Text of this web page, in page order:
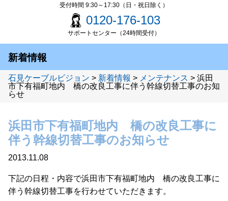
受付時間 9:30～17:30（日・祝日除く）
0120-176-103
サポートセンター（24時間受付）
新着情報
石見ケーブルビジョン > 新着情報 > メンテナンス > 浜田
市下有福町地内 橋の改良工事に伴う幹線切替工事のお知
らせ
浜田市下有福町地内 橋の改良工事に
伴う幹線切替工事のお知らせ
2013.11.08
下記の日程・内容で浜田市下有福町地内 橋の改良工事に
伴う幹線切替工事を行わせていただきます。